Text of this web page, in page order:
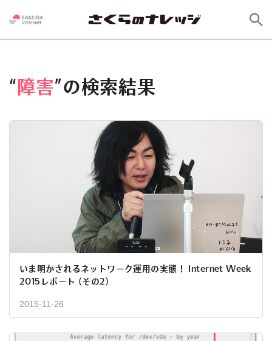
“ 障害”の検索結果
いま明かされるネットワーク運用の実態！ Internet Week
2015レポート (その2)
2015-11-26